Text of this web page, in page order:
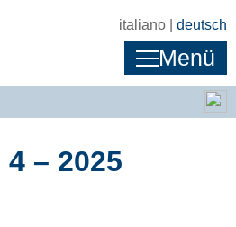
italiano | deutsch
Menü
– 2025